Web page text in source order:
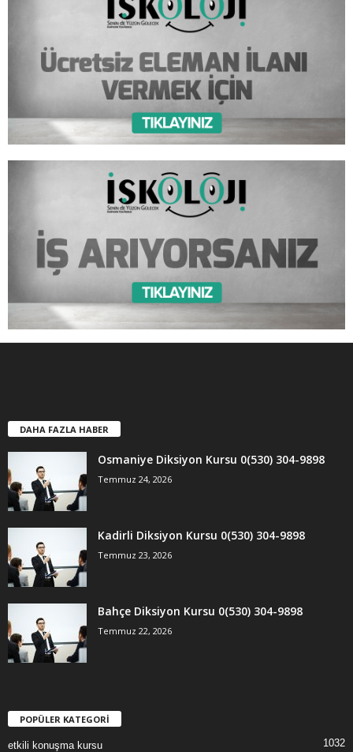
DAHA FAZLA HABER
Osmaniye Diksiyon Kursu 0(530) 304-9898
Temmuz 24, 2026
Kadirli Diksiyon Kursu 0(530) 304-9898
Temmuz 23, 2026
Bahçe Diksiyon Kursu 0(530) 304-9898
Temmuz 22, 2026
POPÜLER KATEGORİ
etkili konuşma kursu 1032